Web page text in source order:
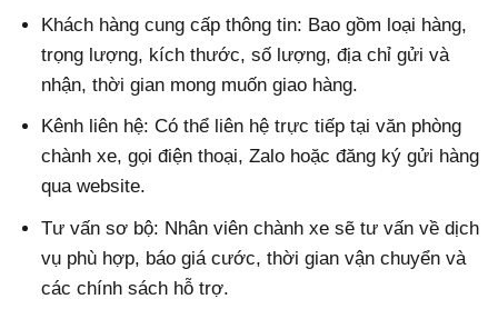
Khách hàng cung cấp thông tin: Bao gồm loại hàng,
trọng lượng, kích thước, số lượng, địa chỉ gửi và
nhận, thời gian mong muốn giao hàng.
Kênh liên hệ: Có thể liên hệ trực tiếp tại văn phòng
chành xe, gọi điện thoại, Zalo hoặc đăng ký gửi hàng
qua website.
Tư vấn sơ bộ: Nhân viên chành xe sẽ tư vấn về dịch
vụ phù hợp, báo giá cước, thời gian vận chuyển và
các chính sách hỗ trợ.